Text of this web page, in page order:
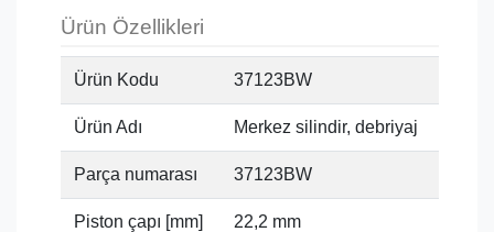
Ürün Özellikleri
Ürün Kodu 37123BW
Ürün Adı Merkez silindir, debriyaj
Parça numarası 37123BW
Piston çapı [mm] 22,2 mm